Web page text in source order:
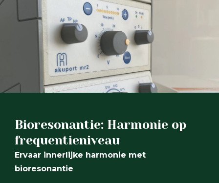
Bioresonantie: Harmonie op
frequentieniveau
Ervaar innerlijke harmonie met
bioresonantie